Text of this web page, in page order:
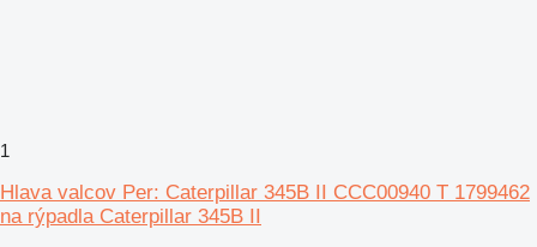
1
Hlava valcov Per: Caterpillar 345B II CCC00940 T 1799462
na rýpadla Caterpillar 345B II